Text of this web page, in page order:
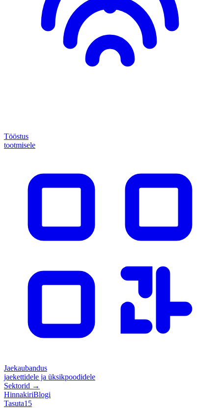
Tööstus
tootmisele
Jaekaubandus
jaekettidele ja üksikpoodidele
Sektorid →
HinnakiriBlogi
Tasuta15